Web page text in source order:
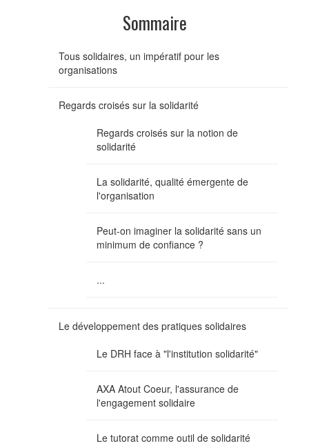
Sommaire
Tous solidaires, un impératif pour les
organisations
Regards croisés sur la solidarité
Regards croisés sur la notion de
solidarité
La solidarité, qualité émergente de
l'organisation
Peut-on imaginer la solidarité sans un
minimum de confiance ?
...
Le développement des pratiques solidaires
Le DRH face à "l'institution solidarité"
AXA Atout Coeur, l'assurance de
l'engagement solidaire
Le tutorat comme outil de solidarité